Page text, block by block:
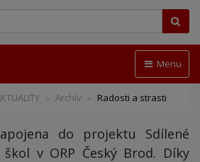
Menu
Archív Radosti a strasti
do projektu Sdílené
v ORP Český Brod. Díky